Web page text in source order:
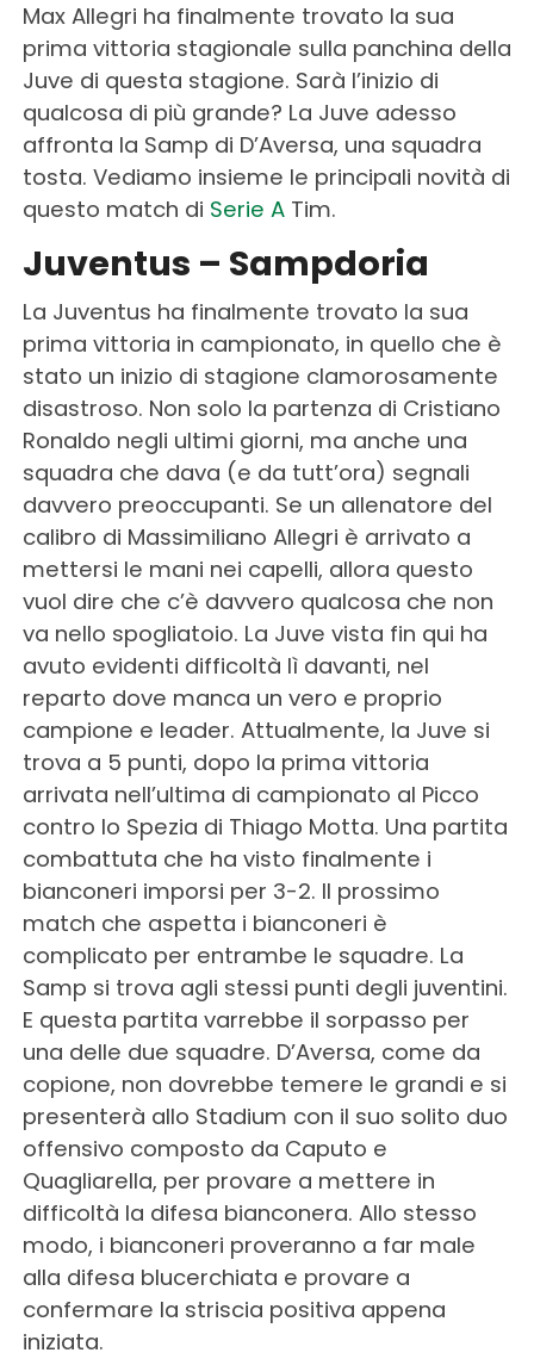
Max Allegri ha finalmente trovato la sua
prima vittoria stagionale sulla panchina della
Juve di questa stagione. Sarà l’inizio di
qualcosa di più grande? La Juve adesso
affronta la Samp di D’Aversa, una squadra
tosta. Vediamo insieme le principali novità di
questo match di Serie ATim.
Juventus – Sampdoria
La Juventus ha finalmente trovato la sua
prima vittoria in campionato, in quello che è
stato un inizio di stagione clamorosamente
disastroso. Non solo la partenza di Cristiano
Ronaldo negli ultimi giorni, ma anche una
squadra che dava (e da tutt’ora) segnali
davvero preoccupanti. Se un allenatore del
calibro di Massimiliano Allegri è arrivato a
mettersi le mani nei capelli, allora questo
vuol dire che c’è davvero qualcosa che non
va nello spogliatoio. La Juve vista fin qui ha
avuto evidenti difficoltà lì davanti, nel
reparto dove manca un vero e proprio
campione e leader. Attualmente, la Juve si
trova a 5 punti, dopo la prima vittoria
arrivata nell’ultima di campionato al Picco
contro lo Spezia di Thiago Motta. Una partita
combattuta che ha visto finalmente i
bianconeri imporsi per 3-2. Il prossimo
match che aspetta i bianconeri è
complicato per entrambe le squadre. La
Samp si trova agli stessi punti degli juventini.
E questa partita varrebbe il sorpasso per
una delle due squadre. D’Aversa, come da
copione, non dovrebbe temere le grandi e si
presenterà allo Stadium con il suo solito duo
offensivo composto da Caputo e
Quagliarella, per provare a mettere in
difficoltà la difesa bianconera. Allo stesso
modo, i bianconeri proveranno a far male
alla difesa blucerchiata e provare a
confermare la striscia positiva appena
iniziata.